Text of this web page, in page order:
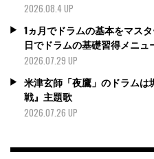
2026.08.4 UP
1ヵ月でドラムの基本をマス
日でドラムの基礎習得メニュ
2026.07.29 UP
米津玄師「夜鷹」のドラム
戦』主題歌
2026.07.26 UP